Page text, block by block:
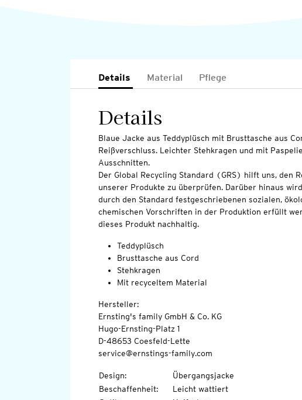
Details Material Pflege
Details
Blaue Jacke aus Teddyplüsch mit Brusttasche aus
Reißverschluss. Leichter Stehkragen und mit
Ausschnitten.
Der Global Recycling Standard (GRS) hilft uns, den
unserer Produkte zu überprüfen. Darüber hinaus
durch den Standard festgeschriebenen sozialen,
chemischen Vorschriften in der Produktion erfüllt
dieses Produkt nachhaltig.
Teddyplüsch
Brusttasche aus Cord
Stehkragen
Mit recyceltem Material
Hersteller:
Ernsting's family GmbH & Co. KG
Hugo-Ernsting-Platz 1
D-48653 Coesfeld-Lette
service@ernstings-family.com
Design:
Übergangsjacke
Beschaffenheit:
Leicht wattiert